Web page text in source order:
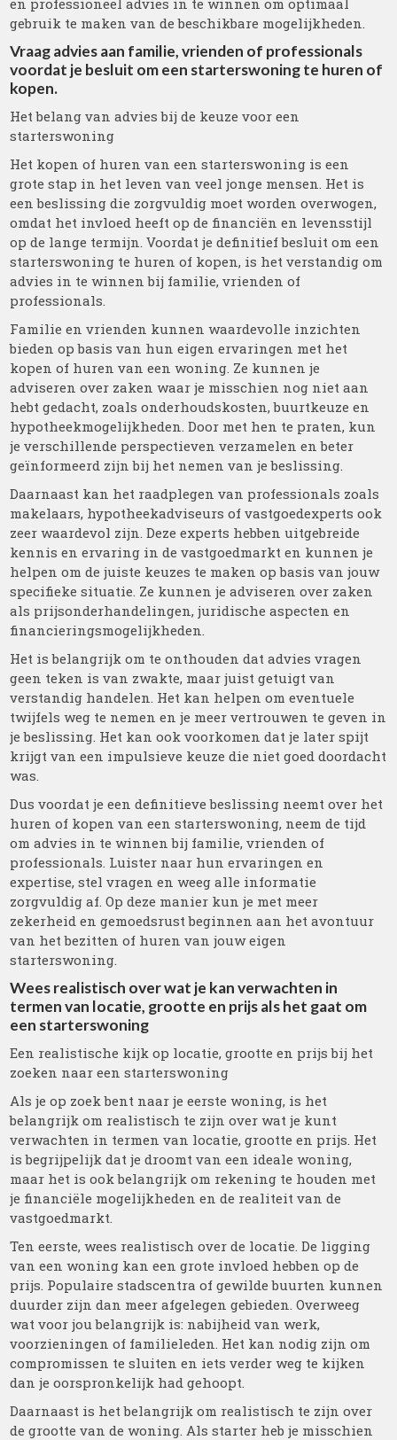
en professioneel advies in te winnen om optimaal
gebruik te maken van de beschikbare mogelijkheden.
Vraag advies aan familie, vrienden of professionals
voordat je besluit om een starterswoning te huren of
kopen.
Het belang van advies bij de keuze voor een
starterswoning
Het kopen of huren van een starterswoning is een
grote stap in het leven van veel jonge mensen. Het is
een beslissing die zorgvuldig moet worden overwogen,
omdat het invloed heeft op de financiën en levensstijl
op de lange termijn. Voordat je definitief besluit om een
starterswoning te huren of kopen, is het verstandig om
advies in te winnen bij familie, vrienden of
professionals.
Familie en vrienden kunnen waardevolle inzichten
bieden op basis van hun eigen ervaringen met het
kopen of huren van een woning. Ze kunnen je
adviseren over zaken waar je misschien nog niet aan
hebt gedacht, zoals onderhoudskosten, buurtkeuze en
hypotheekmogelijkheden. Door met hen te praten, kun
je verschillende perspectieven verzamelen en beter
geïnformeerd zijn bij het nemen van je beslissing.
Daarnaast kan het raadplegen van professionals zoals
makelaars, hypotheekadviseurs of vastgoedexperts ook
zeer waardevol zijn. Deze experts hebben uitgebreide
kennis en ervaring in de vastgoedmarkt en kunnen je
helpen om de juiste keuzes te maken op basis van jouw
specifieke situatie. Ze kunnen je adviseren over zaken
als prijsonderhandelingen, juridische aspecten en
financieringsmogelijkheden.
Het is belangrijk om te onthouden dat advies vragen
geen teken is van zwakte, maar juist getuigt van
verstandig handelen. Het kan helpen om eventuele
twijfels weg te nemen en je meer vertrouwen te geven in
je beslissing. Het kan ook voorkomen dat je later spijt
krijgt van een impulsieve keuze die niet goed doordacht
was.
Dus voordat je een definitieve beslissing neemt over het
huren of kopen van een starterswoning, neem de tijd
om advies in te winnen bij familie, vrienden of
professionals. Luister naar hun ervaringen en
expertise, stel vragen en weeg alle informatie
zorgvuldig af. Op deze manier kun je met meer
zekerheid en gemoedsrust beginnen aan het avontuur
van het bezitten of huren van jouw eigen
starterswoning.
Wees realistisch over wat je kan verwachten in
termen van locatie, grootte en prijs als het gaat om
een starterswoning
Een realistische kijk op locatie, grootte en prijs bij het
zoeken naar een starterswoning
Als je op zoek bent naar je eerste woning, is het
belangrijk om realistisch te zijn over wat je kunt
verwachten in termen van locatie, grootte en prijs. Het
is begrijpelijk dat je droomt van een ideale woning,
maar het is ook belangrijk om rekening te houden met
je financiële mogelijkheden en de realiteit van de
vastgoedmarkt.
Ten eerste, wees realistisch over de locatie. De ligging
van een woning kan een grote invloed hebben op de
prijs. Populaire stadscentra of gewilde buurten kunnen
duurder zijn dan meer afgelegen gebieden. Overweeg
wat voor jou belangrijk is: nabijheid van werk,
voorzieningen of familieleden. Het kan nodig zijn om
compromissen te sluiten en iets verder weg te kijken
dan je oorspronkelijk had gehoopt.
Daarnaast is het belangrijk om realistisch te zijn over
de grootte van de woning. Als starter heb je misschien